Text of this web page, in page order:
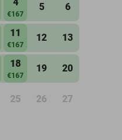
€167
5 6
11
€167
12 13
18
€167
19 20
25 26 27